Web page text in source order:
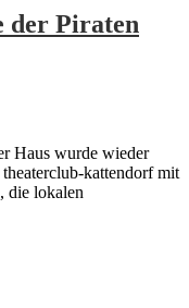
der Piraten
Haus wurde wieder
kattendorf mit
die lokalen